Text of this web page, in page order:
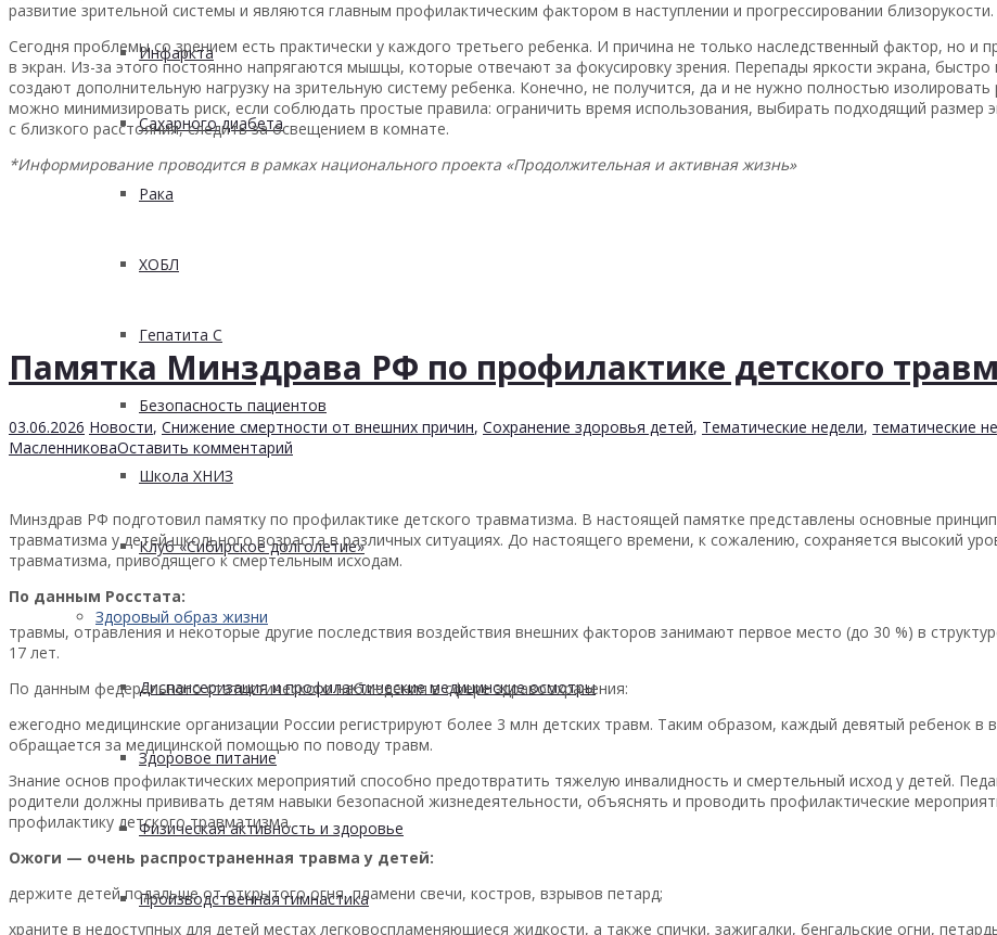
Инфаркта
Сахарного диабета
Рака
ХОБЛ
Гепатита С
Безопасность пациентов
Школа ХНИЗ
Клуб «Сибирское долголетие»
Здоровый образ жизни
Диспансеризация и профилактические медицинские осмотры
Здоровое питание
Физическая активность и здоровье
Производственная гимнастика
развитие зрительной системы и являются главным профилактическим фактором в наступлении и прогрессировании близорукости.
Сегодня проблемы со зрением есть практически у каждого третьего ребенка. И причина не только наследственный фактор, но и
в экран. Из-за этого постоянно напрягаются мышцы, которые отвечают за фокусировку зрения. Перепады яркости экрана,
создают дополнительную нагрузку на зрительную систему ребенка. Конечно, не получится, да и не нужно полностью
можно минимизировать риск, если соблюдать простые правила: ограничить время использования, выбирать подходящий размер
с близкого расстояния, следить за освещением в комнате.
*Информирование проводится в рамках национального проекта «Продолжительная и активная жизнь»
Памятка Минздрава РФ по профилактике детского
03.06.2026 Новости, Снижение смертности от внешних причин, Сохранение здоровья детей, Тематические недели, тематические
МасленниковаОставить комментарий
Минздрав РФ подготовил памятку по профилактике детского травматизма. В настоящей памятке представлены основные
травматизма у детей школьного возраста в различных ситуациях. До настоящего времени, к сожалению, сохраняется высокий
травматизма, приводящего к смертельным исходам.
По данным Росстата:
травмы, отравления и некоторые другие последствия воздействия внешних факторов занимают первое место (до 30 %) в
17 лет.
По данным федерального статистического наблюдения в сфере здравоохранения:
ежегодно медицинские организации России регистрируют более 3 млн детских травм. Таким образом, каждый девятый ребенок в
обращается за медицинской помощью по поводу травм.
Знание основ профилактических мероприятий способно предотвратить тяжелую инвалидность и смертельный исход у детей.
родители должны прививать детям навыки безопасной жизнедеятельности, объяснять и проводить профилактические
профилактику детского травматизма.
Ожоги — очень распространенная травма у детей:
держите детей подальше от открытого огня, пламени свечи, костров, взрывов петард;
храните в недоступных для детей местах легковоспламеняющиеся жидкости, а также спички, зажигалки, бенгальские огни,